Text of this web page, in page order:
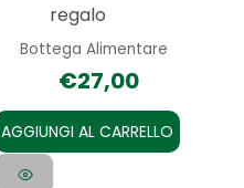
regalo
Bottega Alimentare
€27,00
AGGIUNGI AL CARRELLO